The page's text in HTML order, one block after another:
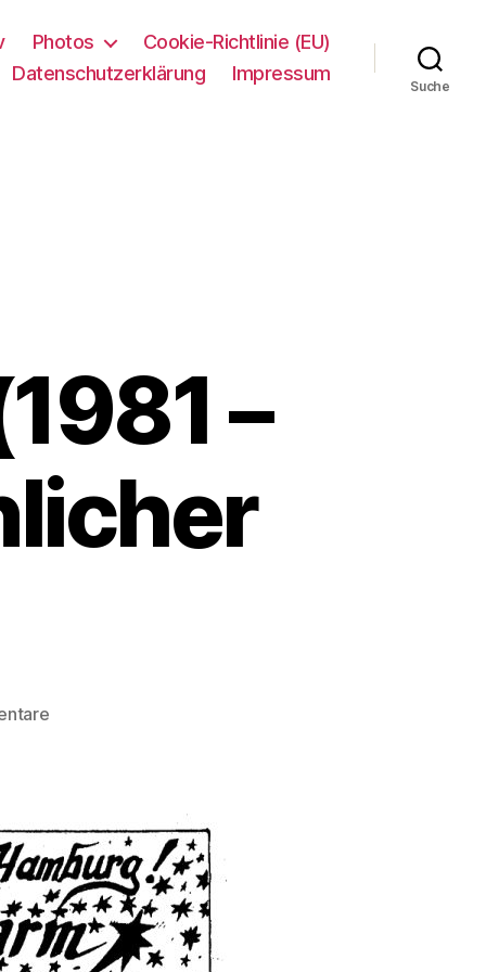
Photos
Cookie-Richtlinie (EU)
Datenschutzerklärung
Impressum
Suche
–
zu
2015)
–
ein
persönlicher
Nachruf